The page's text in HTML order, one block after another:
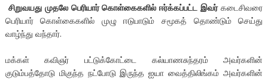
சிறுவயது முதலே பெரியார் கொள்கைகளில் ஈர்க்கப்பட்ட இவர்கடைசிவரை
பெரியார் கொள்கைகளில் முழு ஈடுபாடும் சமூகத் தொண்டும் செய்து
வாழ்ந்து வந்தார்.
மக்கள் கவிஞர் பட்டுக்கோட்டை கல்யாணசுந்தரம் அவர்களின்
குடும்பத்தோடு மிகுந்த நட்போடு இருந்த ஐயா வைத்திலிங்கம் அவர்களின்